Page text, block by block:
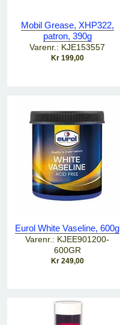
Mobil Grease, XHP322,
patron, 390g
Varenr.: KJE153557
Kr 199,00
Eurol White Vaseline, 600g
Varenr.: KJEE901200-
600GR
Kr 249,00